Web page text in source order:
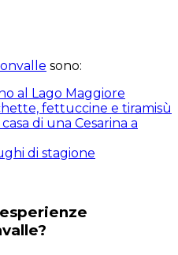
sono:
al Lago Maggiore
fettuccine e tiramisù
di una Cesarina a
di stagione